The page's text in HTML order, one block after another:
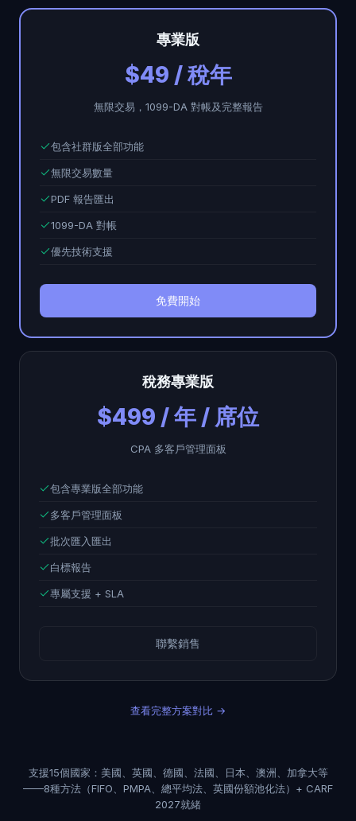
專業版
$49 / 稅年
無限交易，1099-DA 對帳及完整報告
包含社群版全部功能
無限交易數量
PDF 報告匯出
1099-DA 對帳
優先技術支援
免費開始
稅務專業版
$499 / 年 / 席位
CPA 多客戶管理面板
包含專業版全部功能
多客戶管理面板
批次匯入匯出
白標報告
專屬支援 + SLA
聯繫銷售
查看完整方案對比 →
支援15個國家：美國、英國、德國、法國、日本、澳洲、加拿大等
——8種方法（FIFO、PMPA、總平均法、英國份額池化法）+ CARF
2027就緒